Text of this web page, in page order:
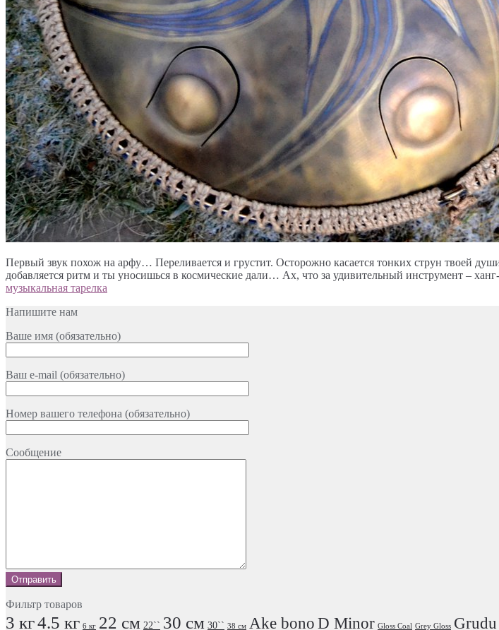
Первый звук похож на арфу… Переливается и грустит. Осторожно касается тонких струн твоей
добавляется ритм и ты уносишься в космические дали… Ах, что за удивительный инструмент –
музыкальная тарелка
Напишите нам
Ваше имя (обязательно)
Ваш e-mail (обязательно)
Номер вашего телефона (обязательно)
Сообщение
Фильтр товаров
3 кг4.5 кг 6 кг 22 см 22`` 30 см 30`` 38 см Ake bono D Minor Gloss Coal Grey Gloss Grudu